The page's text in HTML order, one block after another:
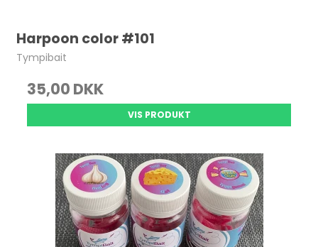
Harpoon color #101
Tympibait
35,00 DKK
VIS PRODUKT